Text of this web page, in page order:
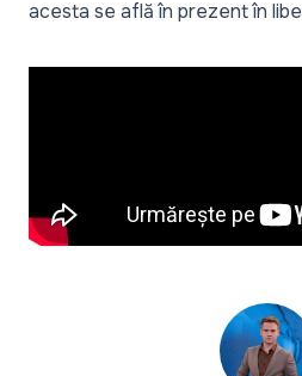
acesta se află în prezent în